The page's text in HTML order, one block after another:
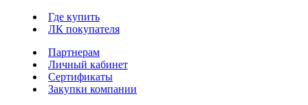
Где купить
ЛК покупателя
Партнерам
Личный кабинет
Сертификаты
Закупки компании